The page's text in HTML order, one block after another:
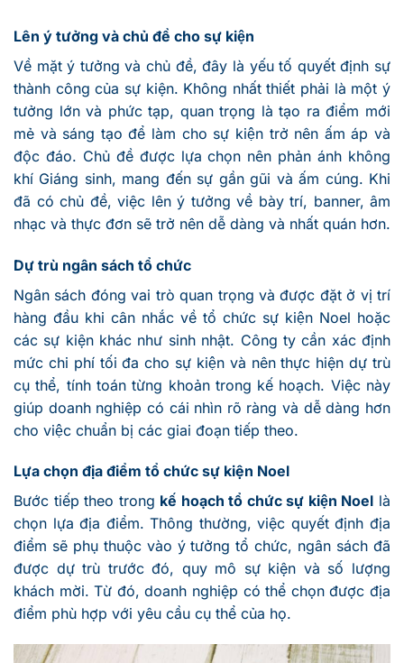
Lên ý tưởng và chủ đề cho sự kiện
Về mặt ý tưởng và chủ đề, đây là yếu tố quyết định sự
thành công của sự kiện. Không nhất thiết phải là một ý
tưởng lớn và phức tạp, quan trọng là tạo ra điểm mới
mẻ và sáng tạo để làm cho sự kiện trở nên ấm áp và
độc đáo. Chủ đề được lựa chọn nên phản ánh không
khí Giáng sinh, mang đến sự gần gũi và ấm cúng. Khi
đã có chủ đề, việc lên ý tưởng về bày trí, banner, âm
nhạc và thực đơn sẽ trở nên dễ dàng và nhất quán hơn.
Dự trù ngân sách tổ chức
Ngân sách đóng vai trò quan trọng và được đặt ở vị trí
hàng đầu khi cân nhắc về tổ chức sự kiện Noel hoặc
các sự kiện khác như sinh nhật. Công ty cần xác định
mức chi phí tối đa cho sự kiện và nên thực hiện dự trù
cụ thể, tính toán từng khoản trong kế hoạch. Việc này
giúp doanh nghiệp có cái nhìn rõ ràng và dễ dàng hơn
cho việc chuẩn bị các giai đoạn tiếp theo.
Lựa chọn địa điểm tổ chức sự kiện Noel
Bước tiếp theo trong kế hoạch tổ chức sự kiện Noel là
chọn lựa địa điểm. Thông thường, việc quyết định địa
điểm sẽ phụ thuộc vào ý tưởng tổ chức, ngân sách đã
được dự trù trước đó, quy mô sự kiện và số lượng
khách mời. Từ đó, doanh nghiệp có thể chọn được địa
điểm phù hợp với yêu cầu cụ thể của họ.